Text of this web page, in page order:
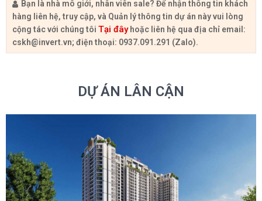
Bạn là nhà mô giới, nhân viên sale? Để nhận thông tin khách
hàng liên hệ, truy cập, và Quản lý thông tin dự án này vui lòng
cộng tác với chúng tôi Tại đâyhoặc liên hệ qua địa chỉ email:
cskh@invert.vn; điện thoại: 0937.091.291 (Zalo).
DỰ ÁN LÂN CẬN